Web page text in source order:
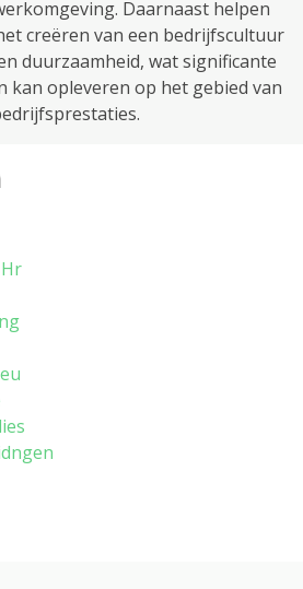
Daarnaast helpen
creëren van een bedrijfscultuur
duurzaamheid, wat significante
kan opleveren op het gebied van